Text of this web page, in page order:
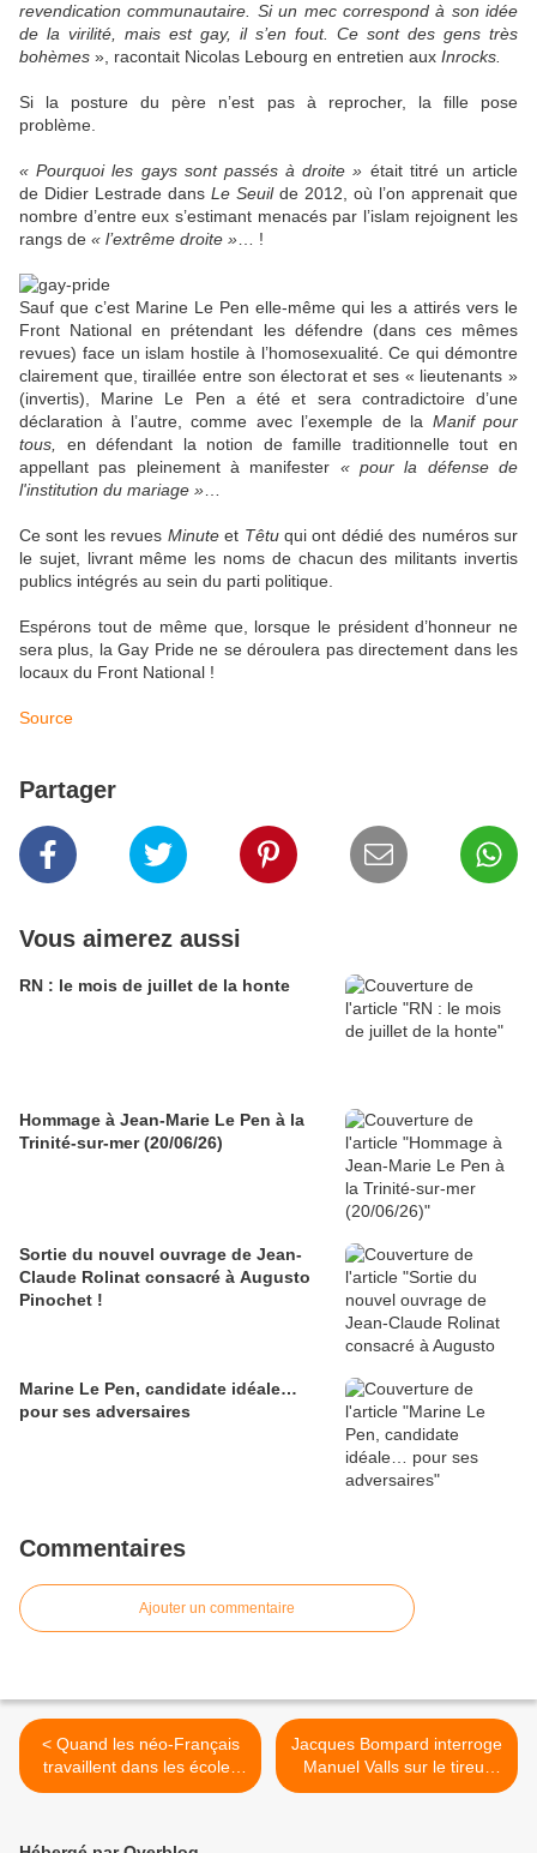
revendication communautaire. Si un mec correspond à son idée
de la virilité, mais est gay, il s’en fout. Ce sont des gens très
bohèmes », racontait Nicolas Lebourg en entretien aux Inrocks.
Si la posture du père n’est pas à reprocher, la fille pose
problème.
« Pourquoi les gays sont passés à droite » était titré un article
de Didier Lestrade dans Le Seuilde 2012, où l’on apprenait que
nombre d’entre eux s’estimant menacés par l’islam rejoignent les
rangs de « l’extrême droite » … !
Sauf que c’est Marine Le Pen elle-même qui les a attirés vers le
Front National en prétendant les défendre (dans ces mêmes
revues) face un islam hostile à l’homosexualité. Ce qui démontre
clairement que, tiraillée entre son électorat et ses « lieutenants »
(invertis), Marine Le Pen a été et sera contradictoire d’une
déclaration à l’autre, comme avec l’exemple de la Manif pour
tous,
en défendant la notion de famille traditionnelle tout en
appellant pas pleinement à manifester « pour la défense de
l'institution du mariage »
Ce sont les revues Minuteet Têtuqui ont dédié des numéros sur
le sujet, livrant même les noms de chacun des militants invertis
publics intégrés au sein du parti politique.
Espérons tout de même que, lorsque le président d’honneur ne
sera plus, la Gay Pride ne se déroulera pas directement dans les
locaux du Front National !
Source
Partager
Vous aimerez aussi
RN : le mois de juillet de la honte
Hommage à Jean-Marie Le Pen à la
Trinité-sur-mer (20/06/26)
Sortie du nouvel ouvrage de Jean-
Claude Rolinat consacré à Augusto
Pinochet !
Marine Le Pen, candidate idéale…
pour ses adversaires
Commentaires
Ajouter un commentaire
< Quand les néo-Français
travaillent dans les écoles
de la république...
Jacques Bompard interroge
Manuel Valls sur le tireur
d’extrême gauche >